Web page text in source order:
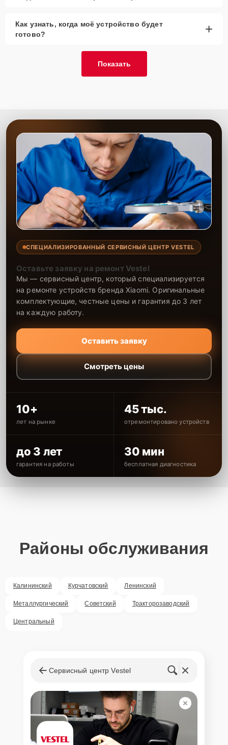
Как узнать, когда моё устройство будет
готово?
+
Показать
СПЕЦИАЛИЗИРОВАННЫЙ СЕРВИСНЫЙ ЦЕНТР VESTEL
Оставьте заявку на ремонт Vestel
Мы — сервисный центр, который специализируется
на ремонте устройств бренда Xiaomi. Оригинальные
комплектующие, честные цены и гарантия до 3 лет
на каждую работу.
Оставить заявку
Смотреть цены
10+
лет на рынке
45 тыс.
отремонтировано устройств
до 3 лет
гарантия на работы
30 мин
бесплатная диагностика
Районы обслуживания
Калининский Курчатовский Ленинский
Металлургический Советский Тракторозаводский
Центральный
Сервисный центр Vestel